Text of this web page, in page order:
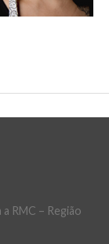
RMC – Região